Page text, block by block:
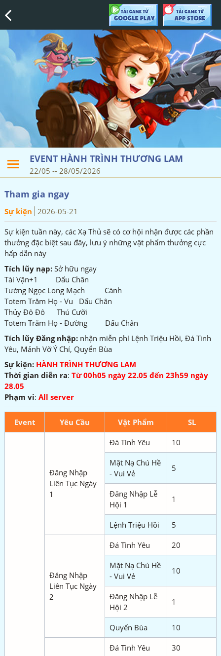
EVENT HÀNH TRÌNH THƯƠNG LAM
22/05 -- 28/05/2026
Tham gia ngay
Sự kiện 2026-05-21
Sự kiện tuần này, các Xạ Thủ sẽ có cơ hội nhận được các phần
thưởng đặc biệt sau đây, lưu ý những vật phẩm thưởng cực
hấp dẫn này
Tích lũy nạp: Sở hữu ngay
Tài Vận+1 Dấu Chân
Tường Ngọc Long Mạch Cánh
Totem Trăm Họ - Vu Dấu Chân
Thủy Đô Đô Thú Cưỡi
Totem Trăm Họ - Đường Dấu Chân
Tích lũy Đăng nhập: nhận miễn phí Lệnh Triệu Hồi, Đá Tình
Yêu, Mảnh Vỡ Ý Chí, Quyển Bùa
Sự kiện: HÀNH TRÌNH THƯƠNG LAM
Thời gian diễn ra: Từ 00h05 ngày 22.05 đến 23h59 ngày
28.05
Phạm vi: All server
Event Yêu Cầu Vật Phẩm SL
Đăng Nhập
Liên Tục Ngày
1
Đá Tình Yêu 10
Mặt Nạ Chú Hề
- Vui Vẻ
5
Đăng Nhập Lễ
Hội 1
1
Lệnh Triệu Hồi 5
Đăng Nhập
Liên Tục Ngày
2
Đá Tình Yêu 20
Mặt Nạ Chú Hề
- Vui Vẻ
10
Đăng Nhập Lễ
Hội 2
1
Quyển Bùa 10
Đá Tình Yêu 30